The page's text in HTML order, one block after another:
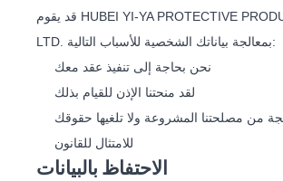
قد يقوم HUBEI YI-YA PROTECTIVE PRODUCTS CO. ،
LTD. بمعالجة بياناتك الشخصية للأسباب التالية:
نحن بحاجة إلى تنفيذ عقد معك
لقد منحتنا الإذن للقيام بذلك
من مصلحتنا المشروعة ولا تلغيها حقوقك
للامتثال للقانون
الاحتفاظ بالبيانات